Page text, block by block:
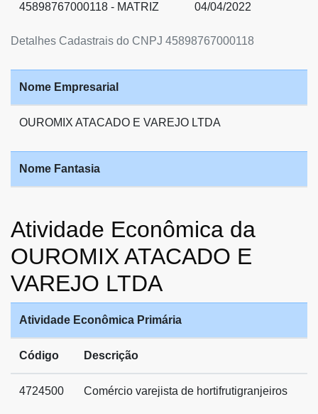
Detalhes Cadastrais do CNPJ 45898767000118
45898767000118 - MATRIZ 04/04/2022
Nome Empresarial
OUROMIX ATACADO E VAREJO LTDA
Nome Fantasia
Atividade Econômica da
OUROMIX ATACADO E
VAREJO LTDA
Atividade Econômica Primária
Código Descrição
4724500 Comércio varejista de hortifrutigranjeiros